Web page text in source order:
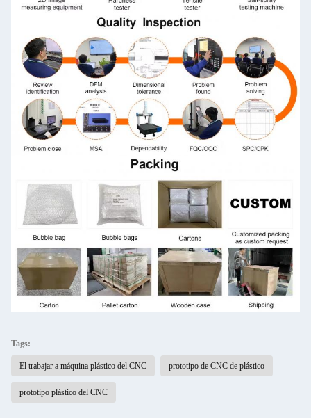
Tags:
El trabajar a máquina plástico del CNC prototipo de CNC de plástico
prototipo plástico del CNC